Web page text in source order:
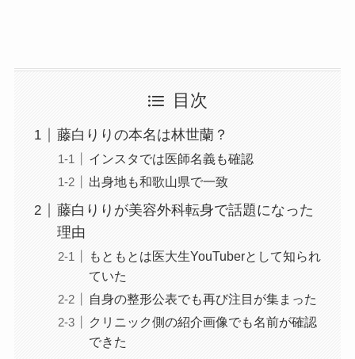
目次
藤白りりの本名は林世蘭？
インスタでは医師名義も確認
出身地も和歌山県で一致
藤白りりが美容外科転身で話題になった
理由
もともとは医大生YouTuberとして知られ
ていた
自身の整形公表でも再び注目が集まった
クリニック側の紹介画像でも名前が確認
できた